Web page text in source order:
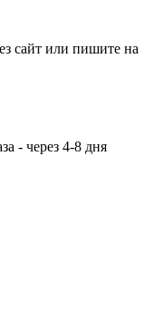
сайт или пишите на
- через 4-8 дня